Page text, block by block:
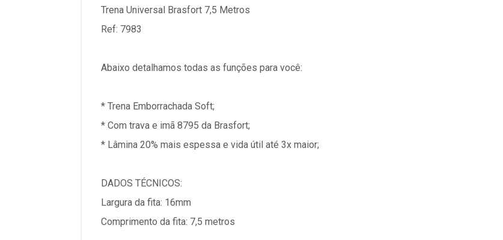
Trena Universal Brasfort 7,5 Metros
Ref: 7983
Abaixo detalhamos todas as funções para você:
* Trena Emborrachada Soft;
* Com trava e imã 8795 da Brasfort;
* Lâmina 20% mais espessa e vida útil até 3x maior;
DADOS TÉCNICOS:
Largura da fita: 16mm
Comprimento da fita: 7,5 metros